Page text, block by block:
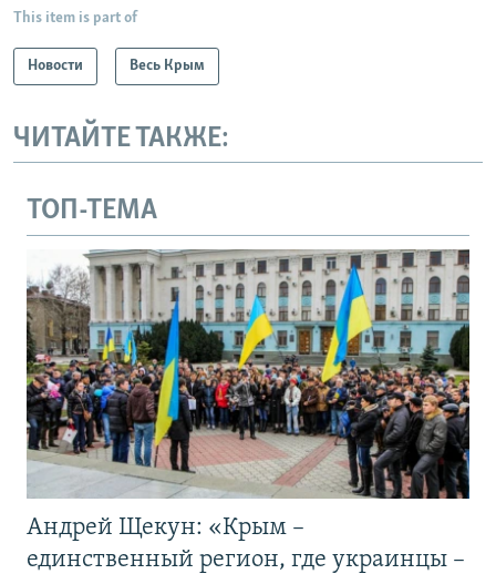
This item is part of
Новости Весь Крым
ЧИТАЙТЕ ТАКЖЕ:
ТОП-ТЕМА
Андрей Щекун: «Крым –
единственный регион, где украинцы –